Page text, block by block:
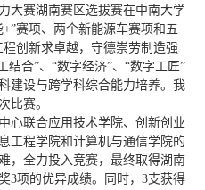
大赛湖南赛区选拔赛在中南大学
赛项、两个新能源车赛项和五
创新求卓越，守德崇劳制造强
结合”、“数字经济”、“数字工匠”
建设与跨学科综合能力培养。我
比赛。
心联合应用技术学院、创新创业
工程学院和计算机与通信学院的
，全力投入竞赛，最终取得湖南
3项的优异成绩。同时，3支获得